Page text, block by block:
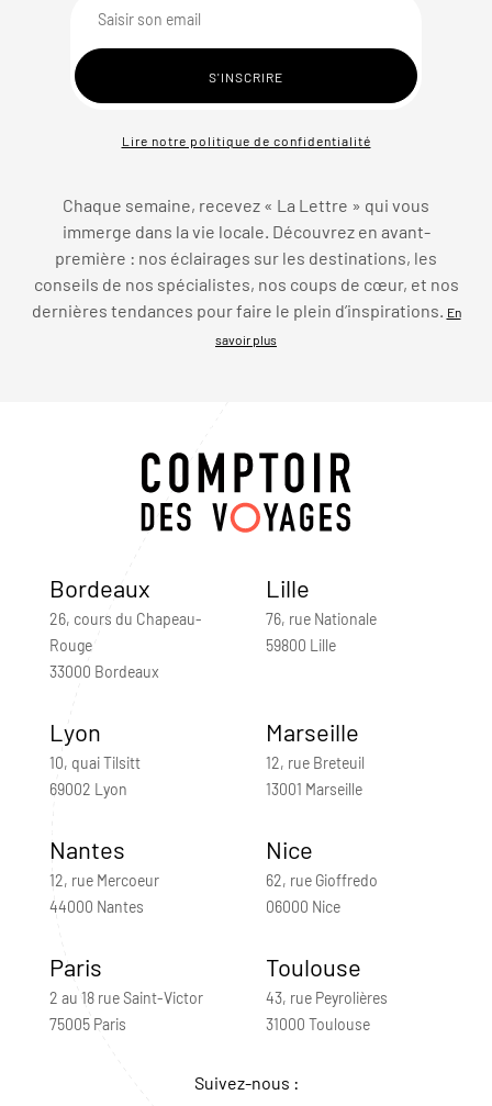
Lire notre politique de confidentialité
Chaque semaine, recevez « La Lettre » qui vous
immerge dans la vie locale. Découvrez en avant-
première : nos éclairages sur les destinations, les
conseils de nos spécialistes, nos coups de cœur, et nos
dernières tendances pour faire le plein d’inspirations.
En
savoir plus
Bordeaux
26, cours du Chapeau-
Rouge
33000 Bordeaux
Lille
76, rue Nationale
59800 Lille
Lyon
10, quai Tilsitt
69002 Lyon
Marseille
12, rue Breteuil
13001 Marseille
Nantes
12, rue Mercoeur
44000 Nantes
Nice
62, rue Gioffredo
06000 Nice
Paris
2 au 18 rue Saint-Victor
75005 Paris
Toulouse
43, rue Peyrolières
31000 Toulouse
Suivez-nous :